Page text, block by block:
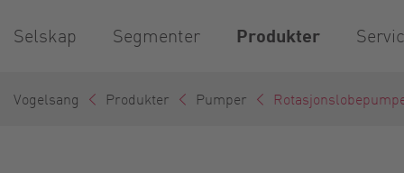
Selskap Segmenter Produkter
Vogelsang Produkter Pumper